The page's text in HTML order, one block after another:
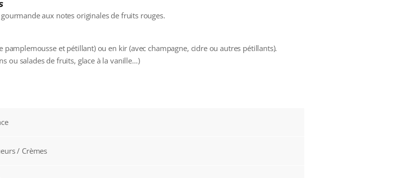
aux notes originales de fruits rouges.
pamplemousse et pétillant) ou en kir (avec champagne, cidre ou autres pétillants).
ou salades de fruits, glace à la vanille…)
/ Crèmes